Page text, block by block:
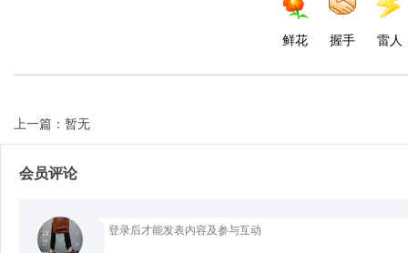
鲜花 握手 雷人
上一篇：暂无
会员评论